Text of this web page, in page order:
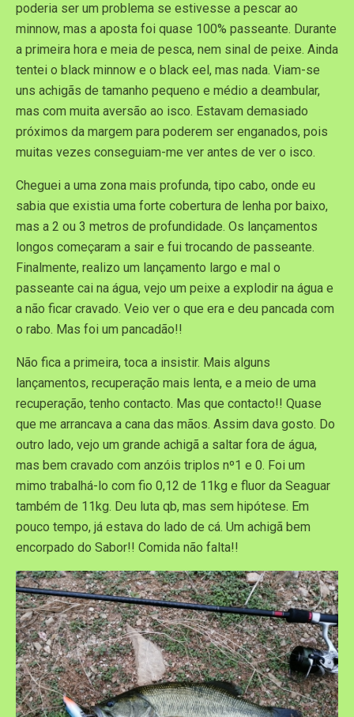
poderia ser um problema se estivesse a pescar ao
minnow, mas a aposta foi quase 100% passeante. Durante
a primeira hora e meia de pesca, nem sinal de peixe. Ainda
tentei o black minnow e o black eel, mas nada. Viam-se
uns achigãs de tamanho pequeno e médio a deambular,
mas com muita aversão ao isco. Estavam demasiado
próximos da margem para poderem ser enganados, pois
muitas vezes conseguiam-me ver antes de ver o isco.
Cheguei a uma zona mais profunda, tipo cabo, onde eu
sabia que existia uma forte cobertura de lenha por baixo,
mas a 2 ou 3 metros de profundidade. Os lançamentos
longos começaram a sair e fui trocando de passeante.
Finalmente, realizo um lançamento largo e mal o
passeante cai na água, vejo um peixe a explodir na água e
a não ficar cravado. Veio ver o que era e deu pancada com
o rabo. Mas foi um pancadão!!
Não fica a primeira, toca a insistir. Mais alguns
lançamentos, recuperação mais lenta, e a meio de uma
recuperação, tenho contacto. Mas que contacto!! Quase
que me arrancava a cana das mãos. Assim dava gosto. Do
outro lado, vejo um grande achigã a saltar fora de água,
mas bem cravado com anzóis triplos nº1 e 0. Foi um
mimo trabalhá-lo com fio 0,12 de 11kg e fluor da Seaguar
também de 11kg. Deu luta qb, mas sem hipótese. Em
pouco tempo, já estava do lado de cá. Um achigã bem
encorpado do Sabor!! Comida não falta!!